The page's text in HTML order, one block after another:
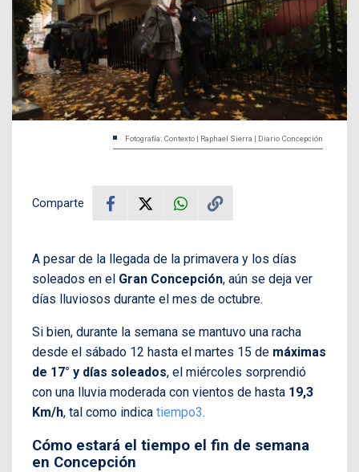
Fotografía: Contexto | Raphael Sierra | Diario Concepción
Comparte
A pesar de la llegada de la primavera y los días
soleados en el Gran Concepción, aún se deja ver
días lluviosos durante el mes de octubre.
Si bien, durante la semana se mantuvo una racha
desde el sábado 12 hasta el martes 15 de máximas
de 17° y días soleados, el miércoles sorprendió
con una lluvia moderada con vientos de hasta 19,3
Km/h, tal como indica tiempo3.
Cómo estará el tiempo el fin de semana
en Concepción